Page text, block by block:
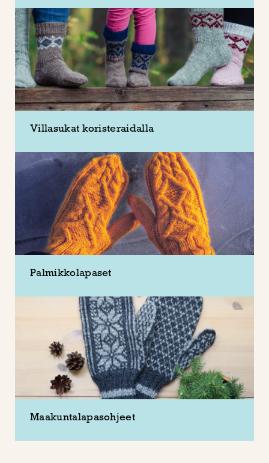
Villasukat koristeraidalla
Palmikkolapaset
Maakuntalapasohjeet